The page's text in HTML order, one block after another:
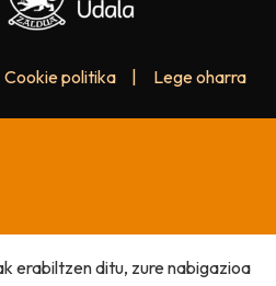
Cookie politika Lege oharra
erabiltzen ditu, zure nabigazioa